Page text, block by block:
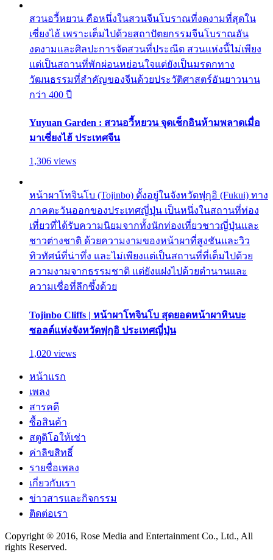
สวนอวี้หยวน คือหนึ่งในสวนจีนโบราณที่งดงามที่สุดใน
เซี่ยงไฮ้ เพราะเต็มไปด้วยสถาปัตยกรรมจีนโบราณอัน
งดงามและศิลปะการจัดสวนที่ประณีต สวนแห่งนี้ไม่เพียง
แต่เป็นสถานที่พักผ่อนหย่อนใจแต่ยังเป็นมรดกทาง
วัฒนธรรมที่สำคัญของจีนด้วยประวัติศาสตร์อันยาวนาน
กว่า 400 ปี
Yuyuan Garden : สวนอวี้หยวน จุดเช็กอินห้ามพลาดเมื่อ
มาเซี่ยงไฮ้ ประเทศจีน
1,306 views
หน้าผาโทจินโบ (Tojinbo) ตั้งอยู่ในจังหวัดฟุกุอิ (Fukui) ทาง
ภาคตะวันออกของประเทศญี่ปุ่น เป็นหนึ่งในสถานที่ท่อง
เที่ยวที่ได้รับความนิยมจากทั้งนักท่องเที่ยวชาวญี่ปุ่นและ
ชาวต่างชาติ ด้วยความงามของหน้าผาที่สูงชันและวิว
ทิวทัศน์ที่น่าทึ่ง และไม่เพียงแต่เป็นสถานที่ที่เต็มไปด้วย
ความงามจากธรรมชาติ แต่ยังแฝงไปด้วยตำนานและ
ความเชื่อที่ลึกซึ้งด้วย
Tojinbo Cliffs | หน้าผาโทจินโบ สุดยอดหน้าผาหินบะ
ซอลต์แห่งจังหวัดฟุกุอิ ประเทศญี่ปุ่น
1,020 views
หน้าแรก
เพลง
สารคดี
ซื้อสินค้า
สตูดิโอให้เช่า
ค่าลิขสิทธิ์
รายชื่อเพลง
เกี่ยวกับเรา
ข่าวสารและกิจกรรม
ติดต่อเรา
Copyright ® 2016, Rose Media and Entertainment Co., Ltd., All
rights Reserved.